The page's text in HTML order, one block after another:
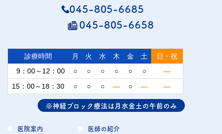
045-805-6685
045-805-6658
診療時間 月 火 水 木 金 土
日・祝
9：00～12：00
○ ○ ○ ○ ○ ○
—
15：00～18：30
○ ○ ○ — ○ — —
※神経ブロック療法は月水金土の午前のみ
医院案内
医師の紹介